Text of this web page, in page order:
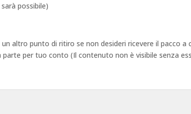
possibile)
altro punto di ritiro se non desideri ricevere il pacco
per tuo conto (Il contenuto non è visibile senza